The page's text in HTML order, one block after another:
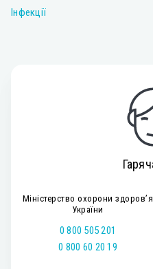
Інфекції
Міністерство охорони здоров’я
України
0 800 505 201
0 800 60 20 19